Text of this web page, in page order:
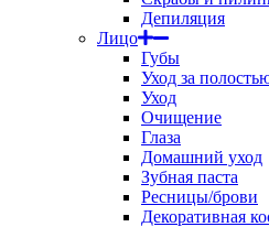
Депиляция
Лицо
Губы
Уход за
Уход
Очищение
Глаза
Домашний уход
Зубная паста
Ресницы/брови
Декоративная